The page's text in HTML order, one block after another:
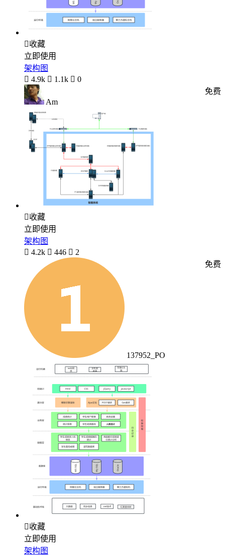
收藏
立即使用
架构图
 4.9k  1.1k  0
Am
免费
收藏
立即使用
架构图
 4.2k  446  2
137952_PO
免费
收藏
立即使用
架构图